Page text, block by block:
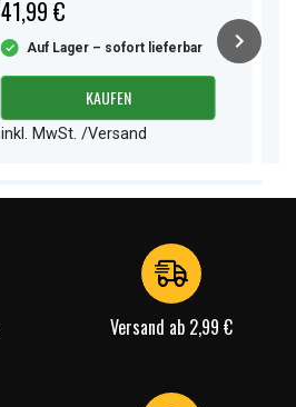
41,99 €
Auf Lager – sofort lieferbar
KAUFEN
inkl. MwSt. /Versand
Versand ab 2,99 €